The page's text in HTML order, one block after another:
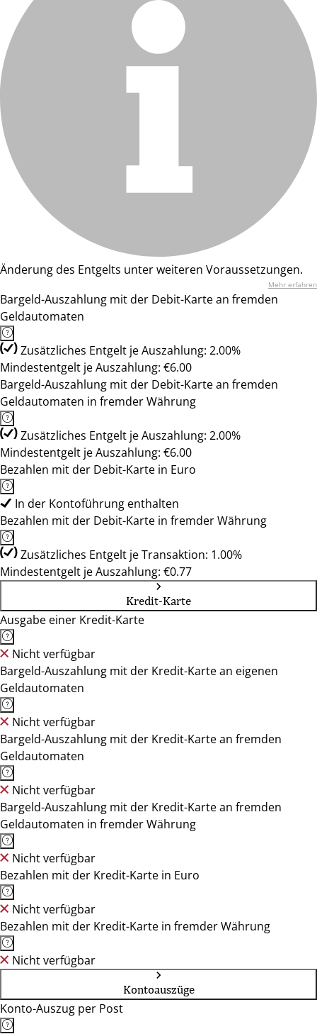
Änderung des Entgelts unter weiteren Voraussetzungen.
Mehr erfahren
Bargeld-Auszahlung mit der Debit-Karte an fremden
Geldautomaten
Zusätzliches Entgelt je Auszahlung: 2.00%
Mindestentgelt je Auszahlung: €6.00
Bargeld-Auszahlung mit der Debit-Karte an fremden
Geldautomaten in fremder Währung
Zusätzliches Entgelt je Auszahlung: 2.00%
Mindestentgelt je Auszahlung: €6.00
Bezahlen mit der Debit-Karte in Euro
In der Kontoführung enthalten
Bezahlen mit der Debit-Karte in fremder Währung
Zusätzliches Entgelt je Transaktion: 1.00%
Mindestentgelt je Auszahlung: €0.77
Kredit-Karte
Ausgabe einer Kredit-Karte
Nicht verfügbar
Bargeld-Auszahlung mit der Kredit-Karte an eigenen
Geldautomaten
Nicht verfügbar
Bargeld-Auszahlung mit der Kredit-Karte an fremden
Geldautomaten
Nicht verfügbar
Bargeld-Auszahlung mit der Kredit-Karte an fremden
Geldautomaten in fremder Währung
Nicht verfügbar
Bezahlen mit der Kredit-Karte in Euro
Nicht verfügbar
Bezahlen mit der Kredit-Karte in fremder Währung
Nicht verfügbar
Kontoauszüge
Konto-Auszug per Post